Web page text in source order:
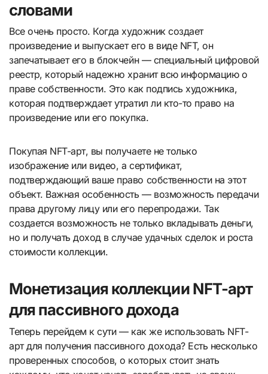
словами
Все очень просто. Когда художник создает
произведение и выпускает его в виде NFT, он
запечатывает его в блокчейн — специальный цифровой
реестр, который надежно хранит всю информацию о
праве собственности. Это как подпись художника,
которая подтверждает утратил ли кто-то право на
произведение или его покупка.
Покупая NFT-арт, вы получаете не только
изображение или видео, а сертификат,
подтверждающий ваше право собственности на этот
объект. Важная особенность — возможность передачи
права другому лицу или его перепродажи. Так
создается возможность не только вкладывать деньги,
но и получать доход в случае удачных сделок и роста
стоимости коллекции.
Монетизация коллекции NFT-арт
для пассивного дохода
Теперь перейдем к сути — как же использовать NFT-
арт для получения пассивного дохода? Есть несколько
проверенных способов, о которых стоит знать